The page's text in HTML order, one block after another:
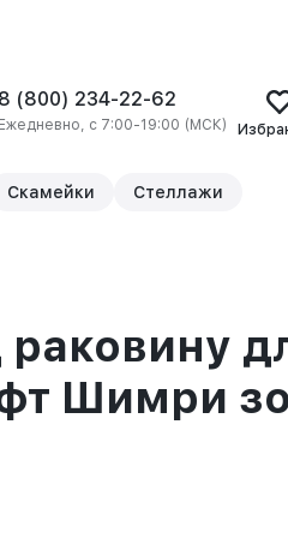
(800) 234-22-62
с 7:00-19:00 (МСК)
Скамейки Стеллажи
Шимри